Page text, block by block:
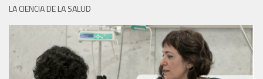
LA CIENCIA DE LA SALUD